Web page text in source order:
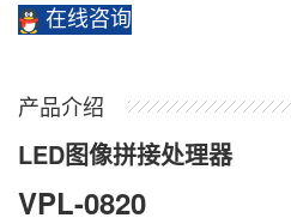
在线咨询
产品介绍
LED图像拼接处理器
VPL-0820